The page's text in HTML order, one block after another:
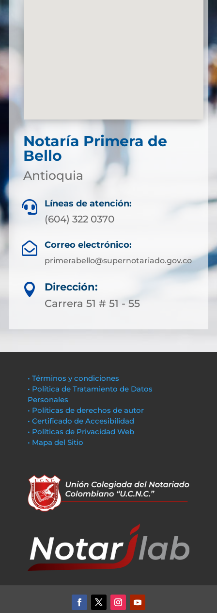
Notaría Primera de
Bello
Antioquia
 Líneas de atención:
(604) 322 0370
 Correo electrónico:
primerabello@supernotariado.gov.co

Dirección:
Carrera 51 # 51 - 55
• Términos y condiciones
• Política de Tratamiento de Datos
Personales
• Políticas de derechos de autor
• Certificado de Accesibilidad
• Políticas de Privacidad Web
• Mapa del Sitio